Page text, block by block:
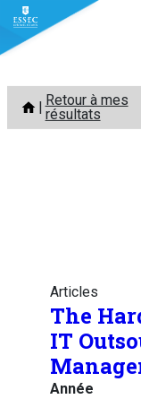
Aller
contenu
Retour à mes
résultats
Articles
The
IT
Année